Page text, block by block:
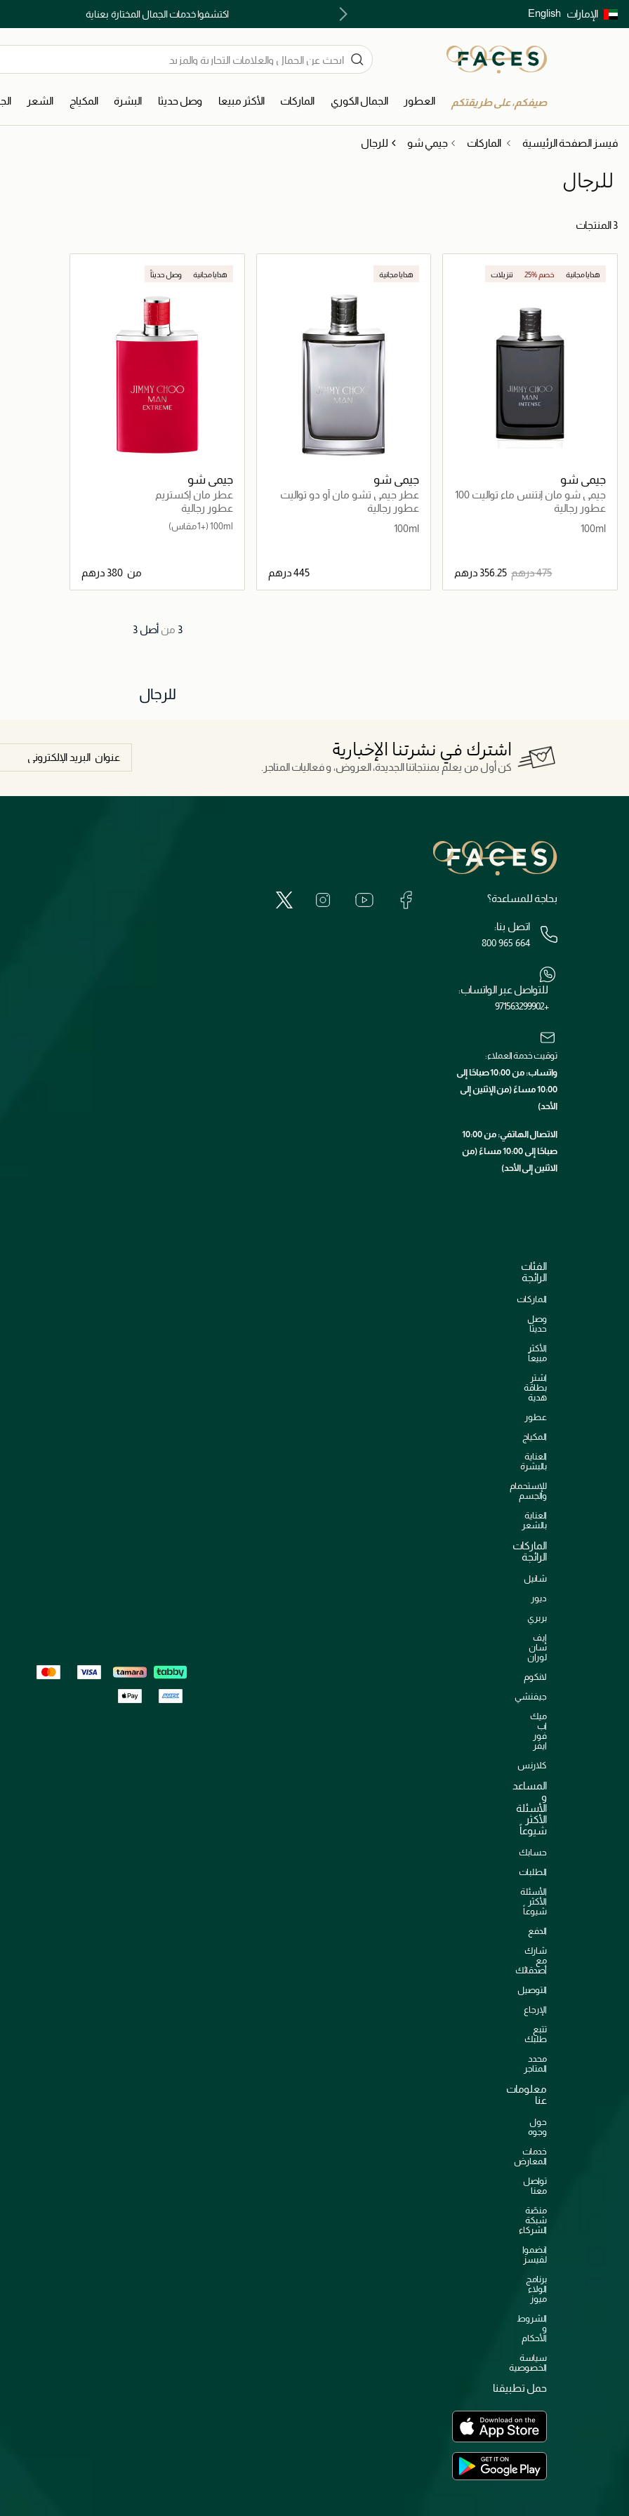
الإمارات English اكتشفوا خدمات الجمال المختارة بعناية توصيل سريع على جميع الطلبات ما فوق 299 درهم
صيفكم، على طريقتكم العطور الجمال الكوري الماركات الأكثر مبيعا وصل حديثا البشرة المكياج الشعر
فيسز الصفحة الرئيسية الماركات جيمي شو للرجال
للرجال
3 المنتجات
هدايا مجانية 25% خصم تنزيلات
جيمي شو
جيمي شو مان إنتنس ماء تواليت 100
مل
عطور رجالية
100ml
⁦475⁩ درهم
هدايا مجانية
جيمي شو
عطر جيمي تشو مان أو دو تواليت
100 مل
عطور رجالية
100ml
⁦445⁩ درهم
هدايا مجانية وصل حديثاً
جيمي شو
عطر مان إكستريم
عطور رجالية
100ml (+1 مقاس)
من
3 من أصل 3
للرجال
اشترك في نشرتنا الإخبارية
كن أول من يعلم بمنتجاتنا الجديدة، العروض، و فعاليات المتاجر.
بحاجة للمساعدة؟
اتصل بنا:
800 965 664
للتواصل عبر الواتساب:
+971563299902
توقيت خدمة العملاء:
واتساب: من 10:00 صباحًا إلى
10:00 مساءً (من الإثنين إلى
الأحد)
الاتصال الهاتفي: من 10:00
صباحًا إلى 10:00 مساءً (من
الاثنين إلى الأحد)
الفئات
الرائجة
الماركات
وصل
حديثاً
الأكثر
مبيعاً
اشترِ
بطاقة
هدية
عطور
المكياج
العناية
بالبشرة
للإستحمام
والجسم
العناية
بالشعر
الماركات
الرائجة
شانيل
ديور
بربري
إيف
سان
لوران
لانكوم
جيفنشي
ميك
اب
فور
ايفر
كلارنس
المساعد
و
الأسئلة
الأكثر
شيوعاً
حسابك
الطلبات
الأسئلة
الأكثر
شيوعاً
الدفع
شارك
مع
أصدقائك
التوصيل
الإرجاع
تتبع
طلبك
محدد
المتاجر
معلومات
عنا
حول
وجوه
خدمات
المعارض
تواصل
معنا
منصّة
شبكة
الشركاء
انضموا
لفيسز
برنامج
الولاء
ميوز
الشروط
و
الأحكام
سياسة
الخصوصية
حمل تطبيقنا